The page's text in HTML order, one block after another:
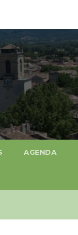
AGENDA